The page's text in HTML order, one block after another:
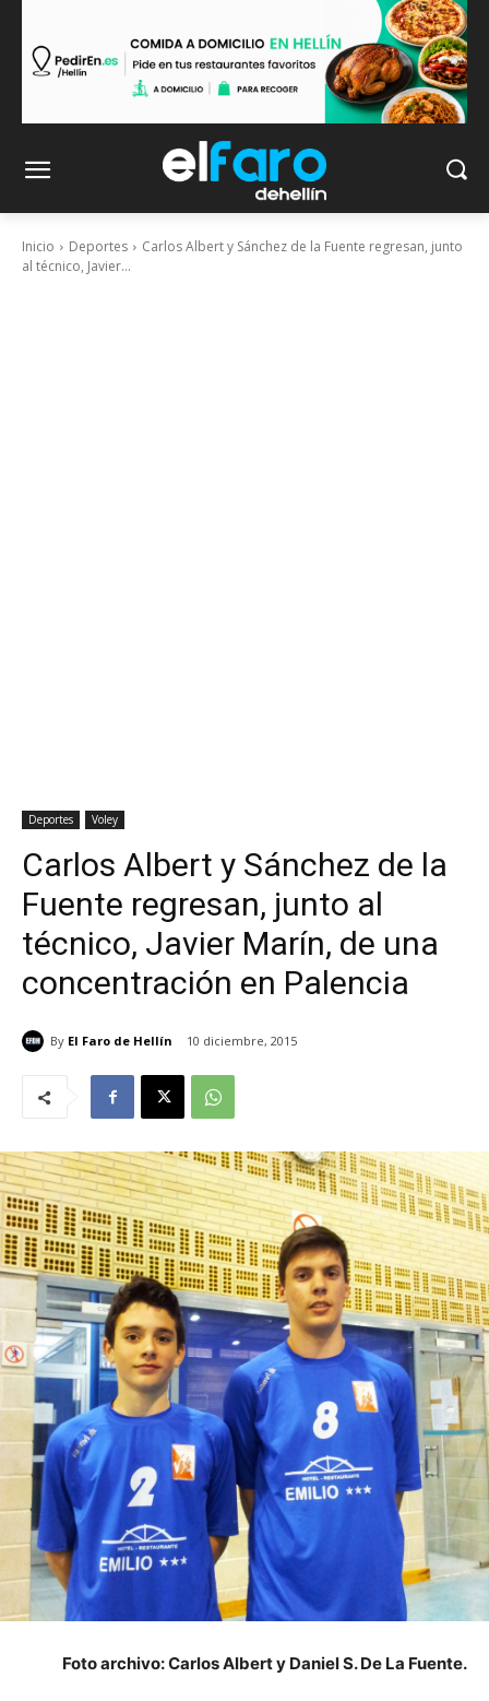
Inicio Deportes
Carlos Albert y Sánchez de la Fuente regresan, junto
al técnico, Javier...
Deportes Voley
Carlos Albert y Sánchez de la
Fuente regresan, junto al
técnico, Javier Marín, de una
concentración en Palencia
By El Faro de Hellín 10 diciembre, 2015
Foto archivo: Carlos Albert y Daniel S. De La Fuente.